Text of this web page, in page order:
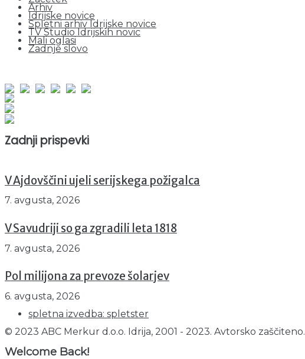
Arhiv
Idrijske novice
Spletni arhiv Idrijske novice
TV Studio Idrijskih novic
Mali oglasi
Zadnje slovo
Zadnji prispevki
V Ajdovščini ujeli serijskega požigalca
7. avgusta, 2026
V Savudriji so ga zgradili leta 1818
7. avgusta, 2026
Pol milijona za prevoze šolarjev
6. avgusta, 2026
spletna izvedba: spletster
© 2023 ABC Merkur d.o.o. Idrija, 2001 - 2023. Avtorsko
Welcome Back!